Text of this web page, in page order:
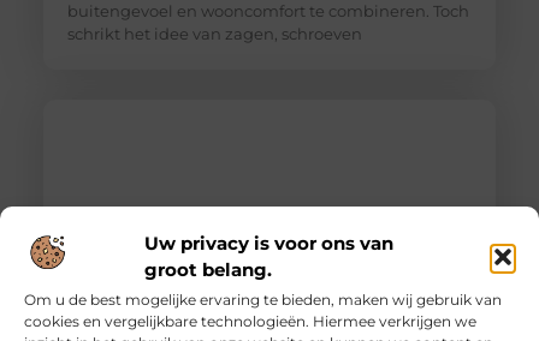
Uw privacy is voor ons van
groot belang.
Om u de best mogelijke ervaring te bieden, maken wij gebruik van
cookies en vergelijkbare technologieën. Hiermee verkrijgen we
buitengevoel en wooncomfort te combineren. Toch
schrikt het idee van zagen, schroeven